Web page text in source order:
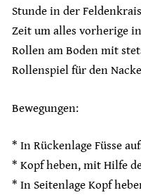
Stunde in der
Zeit um alles vorherige
Rollen am Boden mit
Rollenspiel für den
Bewegungen:
* In Rückenlage Füsse
* Kopf heben, mit Hilfe
* In Seitenlage Kopf